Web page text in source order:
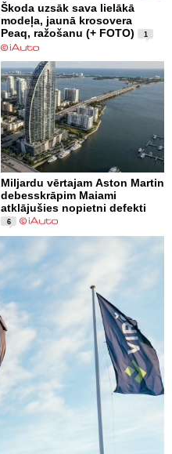
Škoda uzsāk sava lielākā
modeļa, jaunā krosovera
Peaq, ražošanu (+ FOTO)
1
Miljardu vērtajam Aston Martin
debesskrāpim Maiami
atklājušies nopietni defekti
6